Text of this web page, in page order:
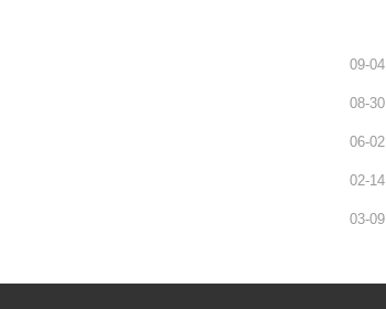
09-04
08-30
06-02
02-14
03-09